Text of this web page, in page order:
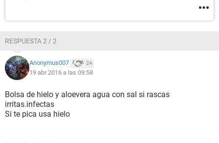
RESPUESTA 2 / 2
Anonymus007 24
19 abr 2016 a las 09:58
Bolsa de hielo y aloevera agua con sal si rascas
irritas.infectas
Si te pica usa hielo